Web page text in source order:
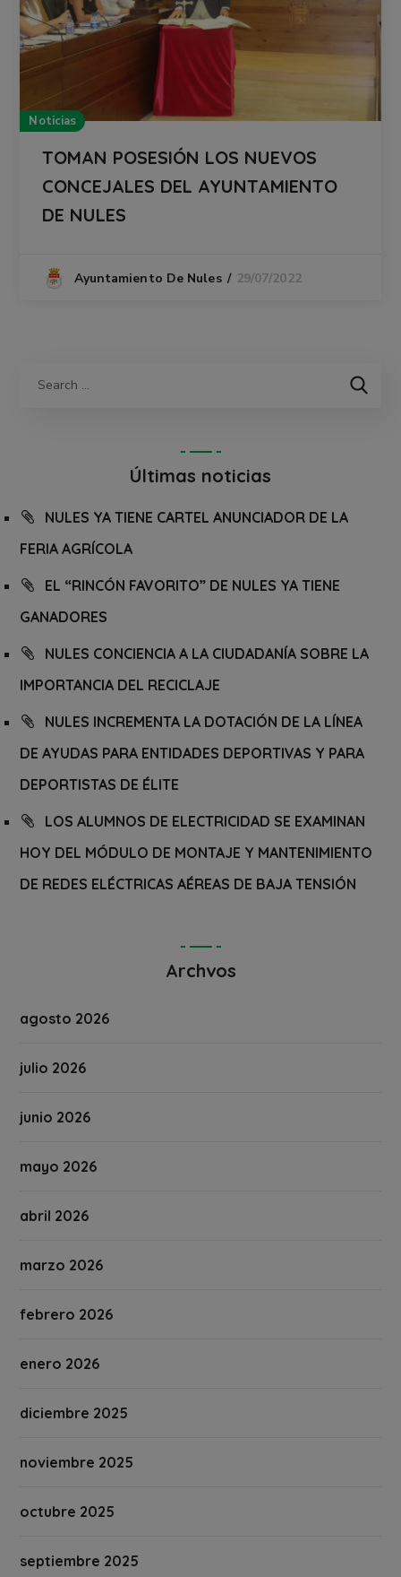
Noticias
TOMAN POSESIÓN LOS NUEVOS
CONCEJALES DEL AYUNTAMIENTO
DE NULES
Ayuntamiento De Nules 29/07/2022
Últimas noticias
NULES YA TIENE CARTEL ANUNCIADOR DE LA
FERIA AGRÍCOLA
EL “RINCÓN FAVORITO” DE NULES YA TIENE
GANADORES
NULES CONCIENCIA A LA CIUDADANÍA SOBRE LA
IMPORTANCIA DEL RECICLAJE
NULES INCREMENTA LA DOTACIÓN DE LA LÍNEA
DE AYUDAS PARA ENTIDADES DEPORTIVAS Y PARA
DEPORTISTAS DE ÉLITE
LOS ALUMNOS DE ELECTRICIDAD SE EXAMINAN
HOY DEL MÓDULO DE MONTAJE Y MANTENIMIENTO
DE REDES ELÉCTRICAS AÉREAS DE BAJA TENSIÓN
Archvos
agosto 2026
julio 2026
junio 2026
mayo 2026
abril 2026
marzo 2026
febrero 2026
enero 2026
diciembre 2025
noviembre 2025
octubre 2025
septiembre 2025